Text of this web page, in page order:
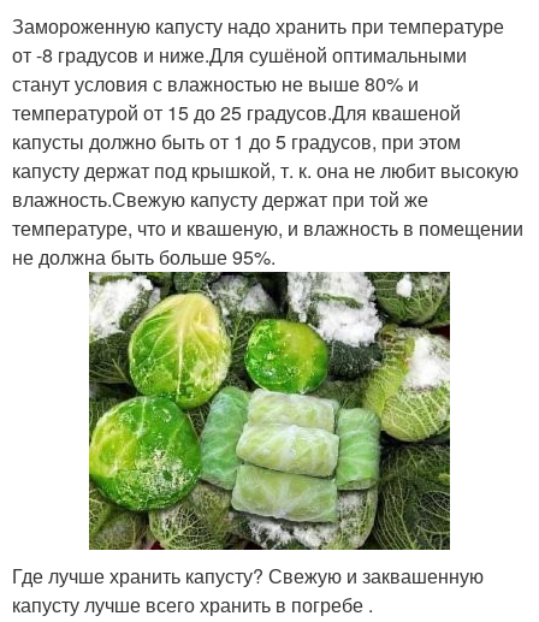
Замороженную капусту надо хранить при температуре
от -8 градусов и ниже.Для сушёной оптимальными
станут условия с влажностью не выше 80% и
температурой от 15 до 25 градусов.Для квашеной
капусты должно быть от 1 до 5 градусов, при этом
капусту держат под крышкой, т. к. она не любит высокую
влажность.Свежую капусту держат при той же
температуре, что и квашеную, и влажность в помещении
не должна быть больше 95%.
Где лучше хранить капусту? Свежую и заквашенную
капусту лучше всего хранить в погребе .